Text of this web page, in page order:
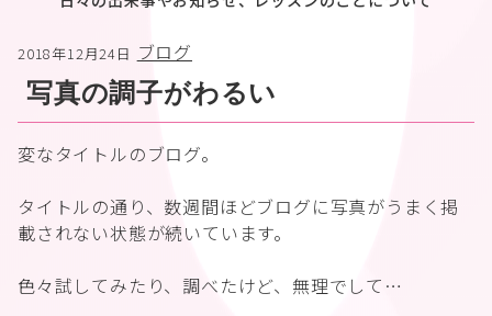
2018年12月24日 ブログ
写真の調子がわるい
変なタイトルのブログ。
タイトルの通り、数週間ほどブログに写真がうまく掲
載されない状態が続いています。
色々試してみたり、調べたけど、無理でして…